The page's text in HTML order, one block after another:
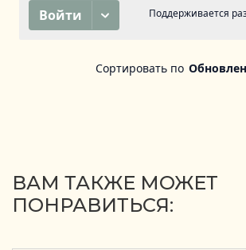
ВАМ ТАКЖЕ МОЖЕТ
ПОНРАВИТЬСЯ: